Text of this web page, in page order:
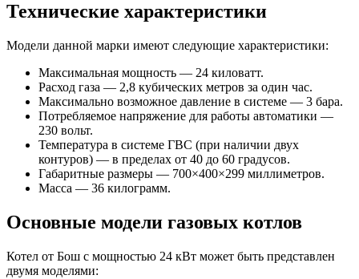
Технические характеристики
Модели данной марки имеют следующие характеристики:
Максимальная мощность — 24 киловатт.
Расход газа — 2,8 кубических метров за один час.
Максимально возможное давление в системе — 3 бара.
Потребляемое напряжение для работы автоматики —
230 вольт.
Температура в системе ГВС (при наличии двух
контуров) — в пределах от 40 до 60 градусов.
Габаритные размеры — 700×400×299 миллиметров.
Масса — 36 килограмм.
Основные модели газовых котлов
Котел от Бош с мощностью 24 кВт может быть представлен
двумя моделями: